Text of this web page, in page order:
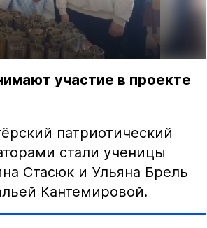
участие в проекте
патриотический
стали ученицы
Стасюк и Ульяна Брель
Кантемировой.